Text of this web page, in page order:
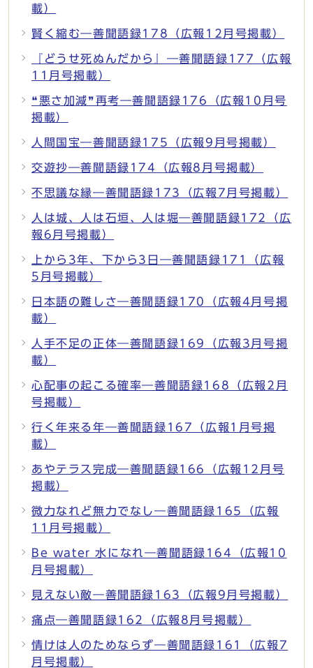
載）
賢く縮む―善聞語録178（広報12月号掲載）
『どうせ死ぬんだから』―善聞語録177（広報
11月号掲載）
❝悪さ加減❞再考―善聞語録176（広報10月号
掲載）
人間国宝―善聞語録175（広報9月号掲載）
交遊抄―善聞語録174（広報8月号掲載）
不思議な縁―善聞語録173（広報7月号掲載）
人は城、人は石垣、人は堀―善聞語録172（広
報6月号掲載）
上から3年、下から3日―善聞語録171（広報
5月号掲載）
日本語の難しさ―善聞語録170（広報4月号掲
載）
人手不足の正体―善聞語録169（広報3月号掲
載）
心配事の起こる確率―善聞語録168（広報2月
号掲載）
行く年来る年―善聞語録167（広報1月号掲
載）
あやテラス完成―善聞語録166（広報12月号
掲載）
微力なれど無力でなし―善聞語録165（広報
11月号掲載）
Be water 水になれ―善聞語録164（広報10
月号掲載）
見えない敵―善聞語録163（広報9月号掲載）
痛点―善聞語録162（広報8月号掲載）
情けは人のためならず―善聞語録161（広報7
月号掲載）